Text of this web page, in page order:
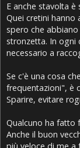
E anche stavolta è
Quei cretini hanno
spero che
stronzetta. In ogni
necessario a
Se c'è una cosa
frequentazioni", è
Sparire, evitare
Qualcuno ha fatto
Anche il buon